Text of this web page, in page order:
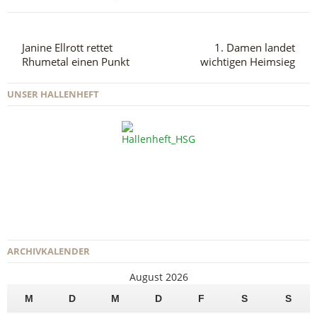
Janine Ellrott rettet
Rhumetal einen Punkt
1. Damen landet
wichtigen Heimsieg
UNSER HALLENHEFT
ARCHIVKALENDER
August 2026
M D M D F S
S